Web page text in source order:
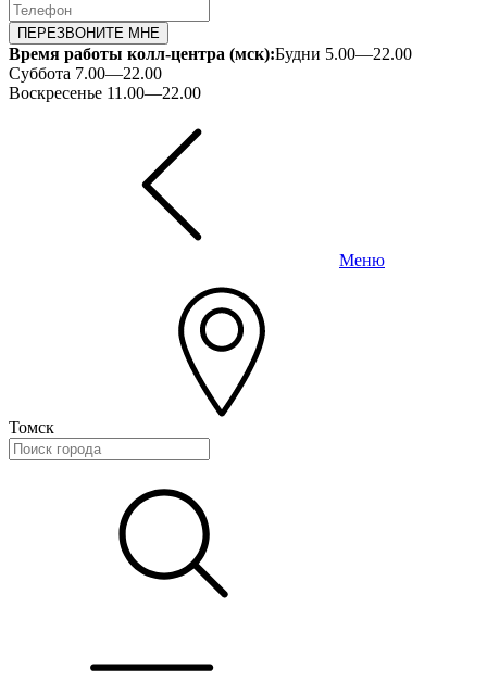
ПЕРЕЗВОНИТЕ МНЕ
Время работы колл-центра (мск):Будни 5.00—22.00
Суббота 7.00—22.00
Воскресенье 11.00—22.00
Меню
Томск